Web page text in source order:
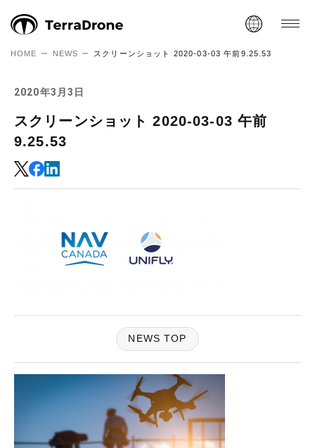
HOME NEWS スクリーンショット 2020-03-03 午前9.25.53
2020年3月3日
スクリーンショット 2020-03-03 午前
9.25.53
NEWS TOP